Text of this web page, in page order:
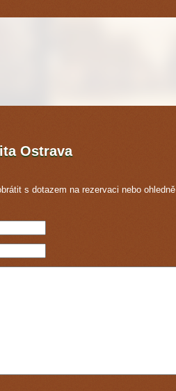
Ostrava
s dotazem na rezervaci nebo ohledně